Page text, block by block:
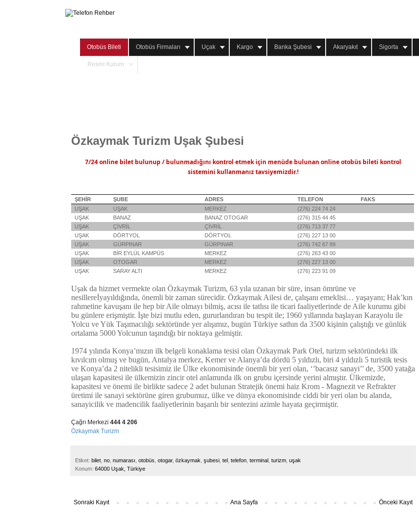
Otobüs Bileti Otobüs Firmaları Uçak Kargo Banka Şubesi Akaryakıt Sigorta
Resmi Kurum
Özkaymak Turizm Uşak Şubesi
7/24 online bilet bulunup / bulunmadığını kontrol etmek için menüde bulunan online otobüs bileti kontrol
sistemini kullanmanız tavsiyemizdir.!
ŞEHİR ŞUBE ADRES TELEFON
FAKS
UŞAK
UŞAK MERKEZ
(276) 224 74 24
UŞAK
BANAZ BANAZ OTOGAR
(276) 315 44 45
UŞAK
ÇİVRİL ÇİVRİL
(276) 713 37 77
UŞAK
DÖRTYOL DÖRTYOL
(276) 227 13 00
UŞAK
GÜRPINAR GÜRPINAR
(276) 742 67 89
UŞAK
BİR EYLÜL KAMPÜS MERKEZ
(276) 263 43 00
UŞAK
OTOGAR MERKEZ
(276) 227 13 00
UŞAK
SARAY ALTI MERKEZ (276) 223 91 09
Uşak da hizmet vermekte olan Özkaymak Turizm, 63 yıla uzanan bir süre, insan ömrüne ve
nesillereİyayıldığında, önemli bir zaman sürecidir. Özkaymak Ailesi de, çalışanı emeklisi… yaşayanı; Hak’kın
rahmetine kavuşanı ile hep bir Aile olmayı bilmiş, acısı ile tatlısı ile ticari faaliyetlerinde de Aile kurumu gibi
bu günlere erişmiştir. İşte bizi mutlu eden, gururlandıran bu tespit ile; 1960 yıllarında başlayan Karayolu ile
Yolcu ve Yük Taşımacılığı sektöründe yer alışımız, bugün Türkiye sathın da 3500 kişinin çalıştığı ve günlük
ortalama 5000 Yolcunun taşındığı bir noktaya gelmiştir.
1974 yılında Konya’mızın ilk belgeli konaklama tesisi olan Özkaymak Park Otel, turizm sektöründeki ilk
kıvılcım olmuş ve bugün, Antalya merkez, Kemer ve Alanya’da dördü 5 yıldızlı, biri 4 yıldızlı 5 turistik tesis
ve Konya’da 2 nitelikli tesisimiz ile Ülke ekonomisinde önemli bir yeri olan, ‘’bacasız sanayi’’ de, 3500 yatağa
ulaşan kapasitesi ile ülkemizin zincir otel anlamında ilk on grubu içersinde yerini almıştır. Ülkemizde,
kapasitesi ve önemi ile birlikte sadece 2 adet bulunan Stratejik önemi haiz Krom - Magnezit ve Refrakter
üretimi ile sanayi sektörüne giren grubumuz, ülke ve dünya ekonomisinde ciddi bir yeri olan bu alanda,
sanayicilik ve madencilik faaliyetlerinin başarılı bir sentezini azimle hayata geçirmiştir.
Çağrı Merkezi 444 4 206
Özkaymak Turizm
Etiket: bilet no numarası otobüs otogar, özkaymak şubesi tel telefon terminal turizm uşak
Konum: 64000 Uşak, Türkiye
Sonraki Kayıt Önceki Kayıt
Ana Sayfa